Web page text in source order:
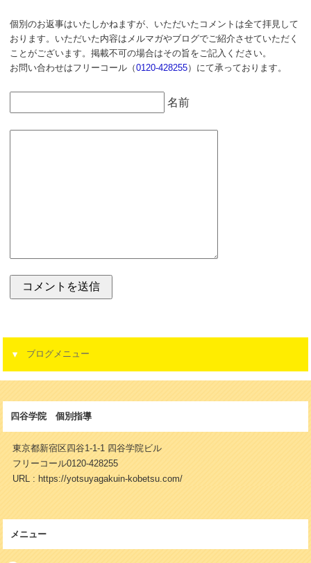
個別のお返事はいたしかねますが、いただいたコメントは全て拝見して
おります。いただいた内容はメルマガやブログでご紹介させていただく
ことがございます。掲載不可の場合はその旨をご記入ください。
お問い合わせはフリーコール（0120-428255）にて承っております。
名前
ブログメニュー
四谷学院 個別指導
東京都新宿区四谷1-1-1 四谷学院ビル
フリーコール0120-428255
URL : https://yotsuyagakuin-kobetsu.com/
メニュー